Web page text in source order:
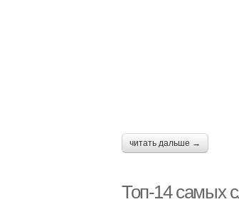
читать дальше →
Топ-14 самых